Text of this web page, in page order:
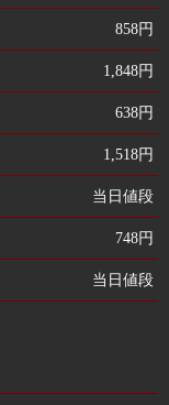
858円
1,848円
638円
1,518円
当日値段
748円
当日値段